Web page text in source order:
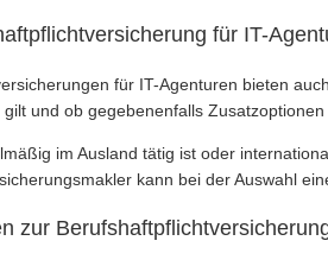
für IT-
für IT-Agenturen bieten
und ob gegebenenfalls
im Ausland tätig ist oder
kann bei der Auswahl
zur